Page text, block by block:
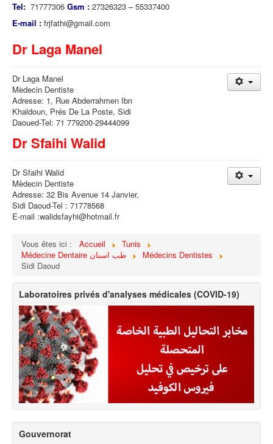
Tel: 71777306 Gsm : 27326323 – 55337400
E-mail : frjfathi@gmail.com
Dr Laga Manel
Dr Laga Manel
Mèdecin Dentiste
Adresse: 1, Rue Abderrahmen Ibn
Khaldoun, Prés De La Poste, Sidi
Daoued-Tel: 71 779200-29444099
Dr Sfaihi Walid
Dr Sfaihi Walid
Mèdecin Dentiste
Adresse: 32 Bis Avenue 14 Janvier,
Sidi Daoud-Tel : 71778568
E-mail :walidsfayhi@hotmail.fr
Vous êtes ici : Accueil
Tunis
Médecine Dentaire طب اسنان
Médecins Dentistes
Sidi Daoud
Laboratoires privés d'analyses médicales (COVID-19)
Gouvernorat